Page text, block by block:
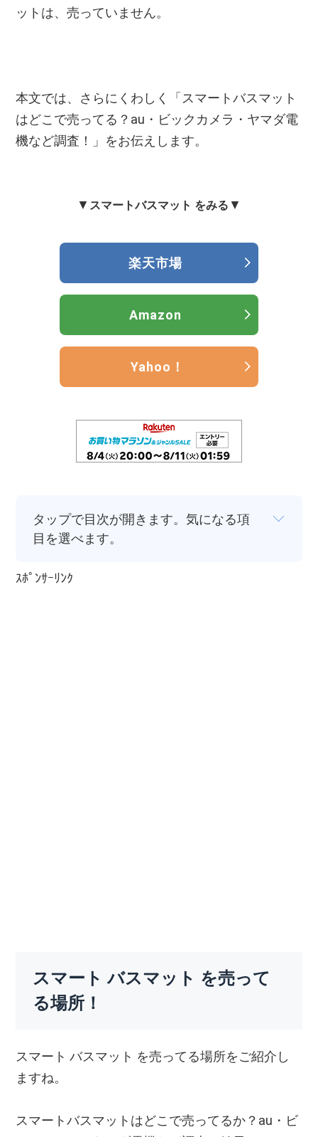
ットは、売っていません。
本文では、さらにくわしく「スマートバスマット
はどこで売ってる？au・ビックカメラ・ヤマダ電
機など調査！」をお伝えします。
▼ スマートバスマット をみる ▼
楽天市場
Amazon
Yahoo！
タップで目次が開きます。気になる項
目を選べます。
ｽﾎﾟﾝｻｰﾘﾝｸ
スマート バスマット を売って
る場所！
スマート バスマット を売ってる場所をご紹介し
ますね。
スマートバスマットはどこで売ってるか？au・ビ